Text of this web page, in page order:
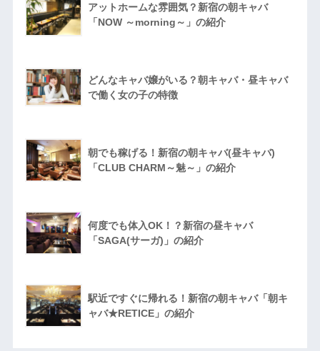
アットホームな雰囲気？新宿の朝キャバ
「NOW ～morning～」の紹介
どんなキャバ嬢がいる？朝キャバ・昼キャバ
で働く女の子の特徴
朝でも稼げる！新宿の朝キャバ(昼キャバ)
「CLUB CHARM～魅～」の紹介
何度でも体入OK！？新宿の昼キャバ
「SAGA(サーガ)」の紹介
駅近ですぐに帰れる！新宿の朝キャバ「朝キ
ャバ★RETICE」の紹介